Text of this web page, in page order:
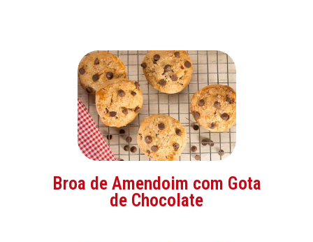
Broa de Amendoim com Gota
de Chocolate